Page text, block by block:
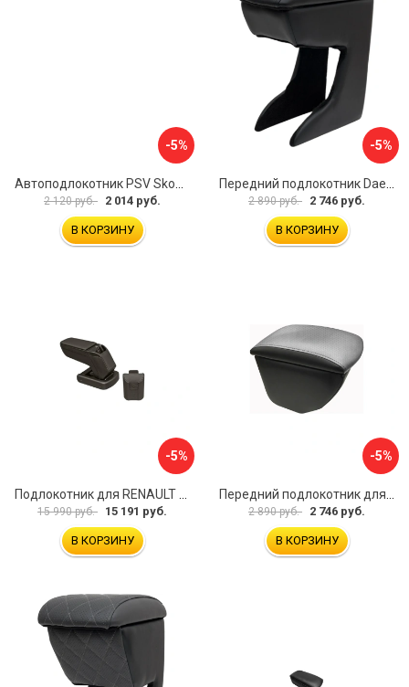
-5%
2 120 руб. 2 014 руб.
В КОРЗИНУ
-5%
2 890 руб. 2 746 руб.
В КОРЗИНУ
-5%
Подлокотник для RENAULT Kaptur 2017 г.в. armster 2 BLACK V00970
15 990 руб. 15 191 руб.
В КОРЗИНУ
-5%
Передний подлокотник для KIA Rio 4 2017-н.в. AVTOLIDER1 PP-KIA-Rio-4-02
2 890 руб. 2 746 руб.
В КОРЗИНУ